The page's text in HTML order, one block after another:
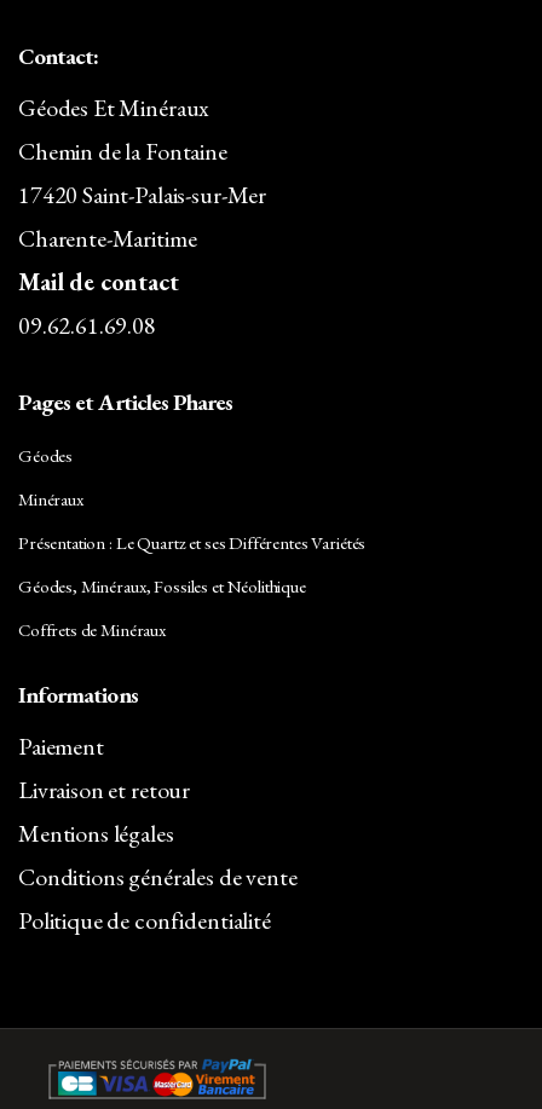
Contact:
Géodes Et Minéraux
Chemin de la Fontaine
17420 Saint-Palais-sur-Mer
Charente-Maritime
Mail de contact
09.62.61.69.08
Pages et Articles Phares
Géodes
Minéraux
Présentation : Le Quartz et ses Différentes Variétés
Géodes, Minéraux, Fossiles et Néolithique
Coffrets de Minéraux
Informations
Paiement
Livraison et retour
Mentions légales
Conditions générales de vente
Politique de confidentialité